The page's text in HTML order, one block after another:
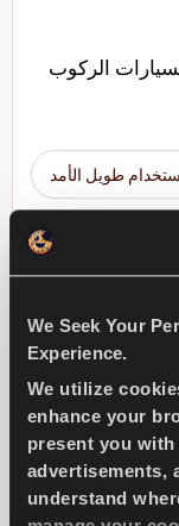
We Seek Your
Experience.
We utilize
enhance your
present you
advertisements,
understand
لسيارات الركوب
طويل الأمد
على المزيد